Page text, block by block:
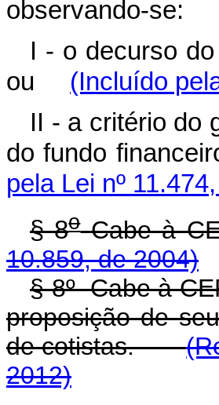
observando-se:
I - o decurso
ou (Incluído
II - a critério do
do fundo
pela Lei nº
§ 8o Cabe à
10.859, de 2004)
§ 8º Cabe à
proposição de
de cotistas.
2012)